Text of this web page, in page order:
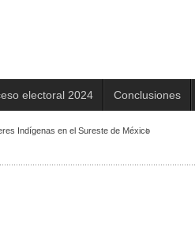
electoral 2024 Conclusiones
Indígenas en el Sureste de México